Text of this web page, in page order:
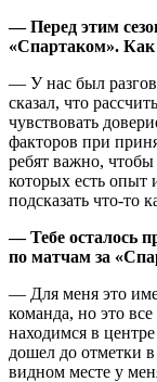
— Перед этим
«Спартаком».
— У нас был
сказал, что
чувствовать
факторов при
ребят важно,
которых есть опыт
подсказать что-то
— Тебе осталось
по матчам за
— Для меня это
команда, но это
находимся в
дошел до отметки
видном месте у